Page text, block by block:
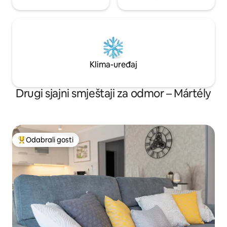
Klima-uređaj
Drugi sjajni smještaji za odmor – Mártély
Među najviše rangiranima s oznakom „Odabrali gosti”
Odabrali gosti